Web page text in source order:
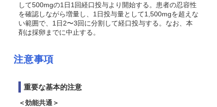
して500mgの1日1回経口投与より開始する。患者の忍容性
を確認しながら増量し、1日投与量として1,500mgを超えな
い範囲で、1日2〜3回に分割して経口投与する。なお、本
剤は採卵までに中止する。
注意事項
重要な基本的注意
＜効能共通＞